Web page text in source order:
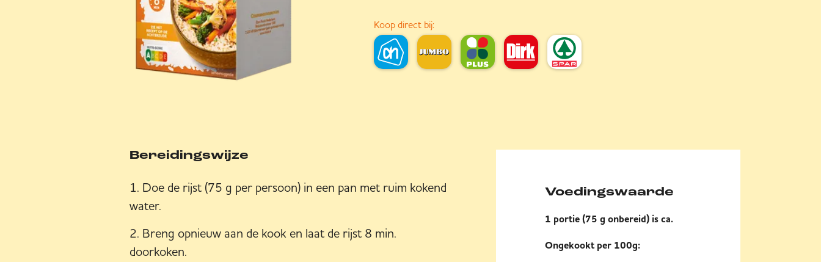
Koop direct bij:
Voedingswaarde
1 portie (75 g onbereid) is ca.
Ongekookt per 100g:
Bereidingswijze
Doe de rijst (75 g per persoon) in een pan met ruim kokend
water.
Breng opnieuw aan de kook en laat de rijst 8 min.
doorkoken.